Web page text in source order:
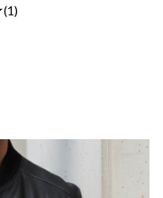
(1)